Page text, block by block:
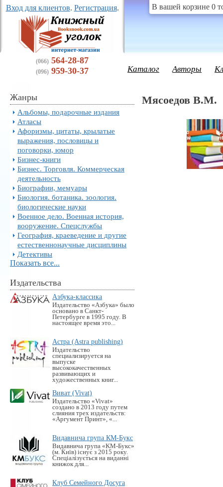
Вход для клиентов. Регистрация.
(066) 564-28-87
(096) 959-30-37
В вашей корзине 0
Каталог Авторы
Жанры
Альбомы, подарочные издания
Атласы
Афоризмы, цитаты, крылатые
выражения, пословицы и
поговорки, юмор
Бизнес-книги
Бизнес. Торговля. Коммерческая
деятельность
Биографии, мемуары
Биология. ботаника. зоология.
биологические науки
Военное дело. Военная история,
вооружение. Спецслужбы
География, краеведение и другие
естественнонаучные дисциплины
Детективы
Показать все...
Издательства
Азбука-классика
Издательство «Азбука» было
основано в Санкт-
Петербурге в 1995 году. В
настоящее время это...
Астра (Astra publishing)
Издательство
специализируется на
выпуске
высококачественных
развивающих и
художественных книг...
Виват (Vivat)
Издательство «Vivat»
создано в 2013 году путем
слияния трех издательств:
«Аргумент Принт», «...
Видавнича група КМ-Букс
Видавнича група «KM-Букс»
(м. Київ) існує з 2015 року.
Спеціалізується на виданні
книжок для...
Клуб Семейного Досуга
Мясоедов В.М.